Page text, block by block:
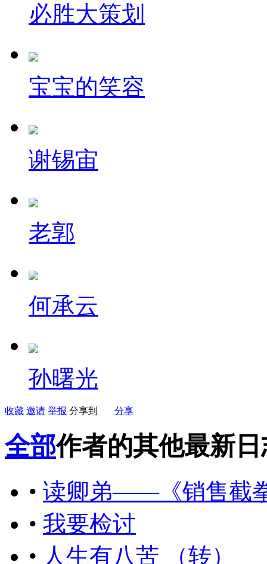
必胜大策划
宝宝的笑容
谢锡宙
老郭
何承云
孙曙光
收藏 邀请 举报 分享到 分享
全部作者的其他最新日
• 读卿弟——《销售截
• 我要检讨
• 人生有八苦 （转）